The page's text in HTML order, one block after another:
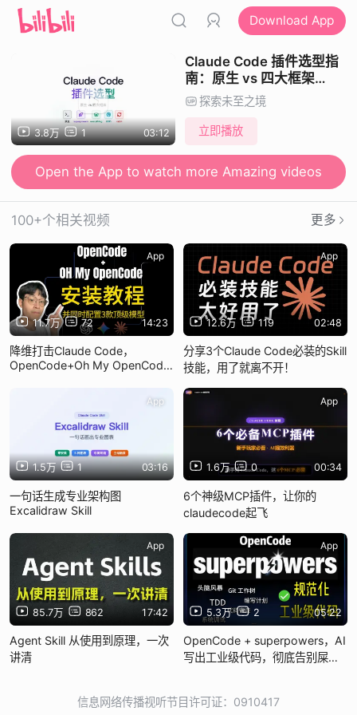
Download App
3.8万 1 03:12
Claude Code 插件选型指
南：原生 vs 四大框架
(superpowers, ECC, GSD,
Ralph)，5分钟帮你做决定
探索未至之境
立即播放
Open the App to watch more Amazing videos
100+个相关视频 更多
11.7万 72 14:23
App
降维打击Claude Code，
OpenCode+Oh My OpenCode
12.6万 119 02:48
App
分享3个Claude Code必装的Skill
技能，用了就离不开！
1.5万 1 03:16
App
一句话生成专业架构图
Excalidraw Skill
1.6万 0 00:34
App
6个神级MCP插件，让你的
claudecode起飞
85.7万 862 17:42
App
Agent Skill 从使用到原理，一次
讲清
5.3万 2 05:22
App
OpenCode + superpowers，AI
写出工业级代码，彻底告别屎
信息网络传播视听节目许可证：0910417